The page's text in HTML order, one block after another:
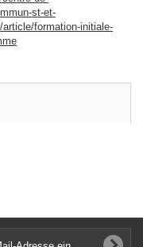
st-et-
formation-initiale-